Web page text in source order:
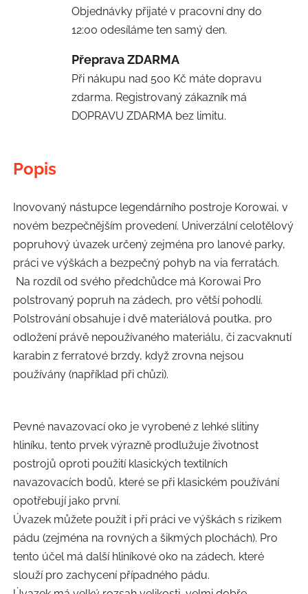
Objednávky přijaté v pracovní dny do
12:00 odesíláme ten samý den.
Přeprava ZDARMA
Při nákupu nad 500 Kč máte dopravu
zdarma. Registrovaný zákazník má
DOPRAVU ZDARMA bez limitu.
Popis
Inovovaný nástupce legendárního postroje Korowai, v
novém bezpečnějším provedení. Univerzální celotělový
popruhový úvazek určený zejména pro lanové parky,
práci ve výškách a bezpečný pohyb na via ferratách.
Na rozdíl od svého předchůdce má Korowai Pro
polstrovaný popruh na zádech, pro větší pohodlí.
Polstrování obsahuje i dvě materiálová poutka, pro
odložení právě nepoužívaného materiálu, či zacvaknutí
karabin z ferratové brzdy, když zrovna nejsou
používány (například při chůzi).
Pevné navazovací oko je vyrobené z lehké slitiny
hliníku, tento prvek výrazně prodlužuje životnost
postrojů oproti použití klasických textilních
navazovacích bodů, které se při klasickém používání
opotřebují jako první.
Úvazek můžete použít i při práci ve výškách s rizikem
pádu (zejména na rovných a šikmých plochách). Pro
tento účel má další hliníkové oko na zádech, které
slouží pro zachycení případného pádu.